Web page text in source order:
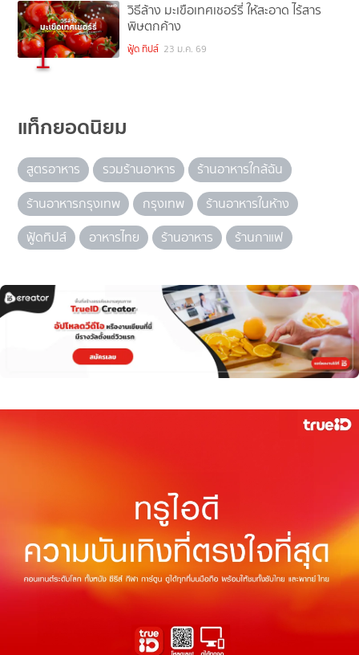
1
วิธีล้าง มะเขือเทศเชอร์รี่ ให้สะอาด ไร้สาร
พิษตกค้าง
ฟู้ด ทิปส์ 23 ม.ค. 69
แท็กยอดนิยม
สูตรอาหาร รวมร้านอาหาร
ร้านอาหารใกล้ฉัน
ร้านอาหารกรุงเทพ
กรุงเทพ
ร้านอาหารในห้าง
ฟู้ดทิปส์
อาหารไทย ร้านอาหาร ร้านกาแฟ